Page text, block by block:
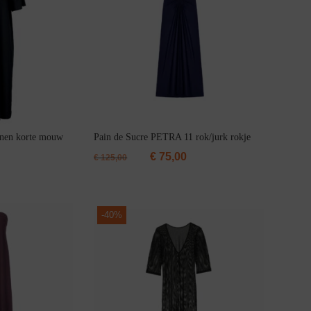
korte mouw
Pain de Sucre PETRA 11 rok/jurk rokje
€125,00 € 75,00
-40%